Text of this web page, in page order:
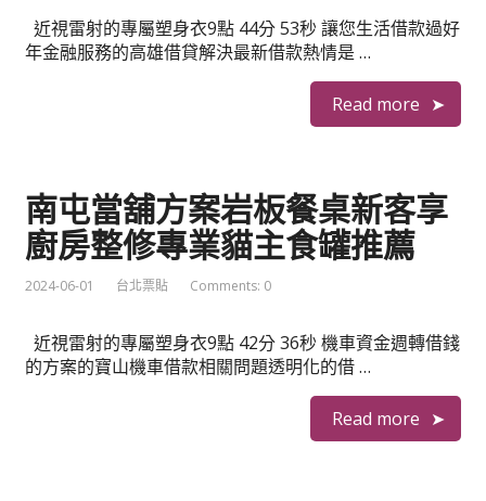
近視雷射的專屬塑身衣9點 44分 53秒 讓您生活借款過好
年金融服務的高雄借貸解決最新借款熱情是 …
Read more
南屯當舖方案岩板餐桌新客享
廚房整修專業貓主食罐推薦
2024-06-01 台北票貼 Comments: 0
近視雷射的專屬塑身衣9點 42分 36秒 機車資金週轉借錢
的方案的寶山機車借款相關問題透明化的借 …
Read more